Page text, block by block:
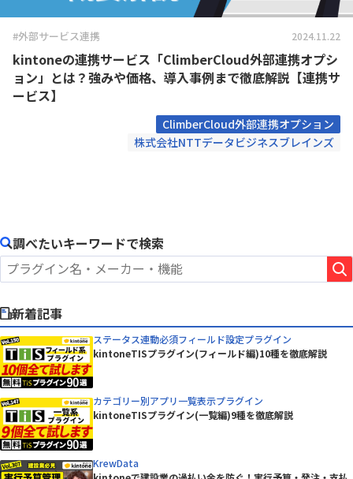
#外部サービス連携 2024.11.22
kintoneの連携サービス「ClimberCloud外部連携オプシ
ョン」とは？強みや価格、導入事例まで徹底解説【連携サ
ービス】
ClimberCloud外部連携オプション
株式会社NTTデータビジネスブレインズ
調べたいキーワードで検索
新着記事
ステータス連動必須フィールド設定プラグイン
kintoneTISプラグイン(フィールド編)10種を徹底解説
カテゴリー別アプリ一覧表示プラグイン
kintoneTISプラグイン(一覧編)9種を徹底解説
KrewData